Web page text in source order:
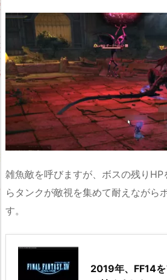
雑魚敵を呼びますが、ボスの残り
らタンクが敵視を集めて耐えながら
す。
2019年、FF14